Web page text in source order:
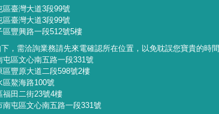
區臺灣大道3段99號
區臺灣大道3段99號
豐興路一段512號5樓
，需洽詢業務請先來電確認所在位置，以免耽誤您寶貴的時間
區文心南五路一段331號
豐原大道二段598號2樓
區鰲海路100號
福田二街23號4樓
屯區文心南五路一段331號